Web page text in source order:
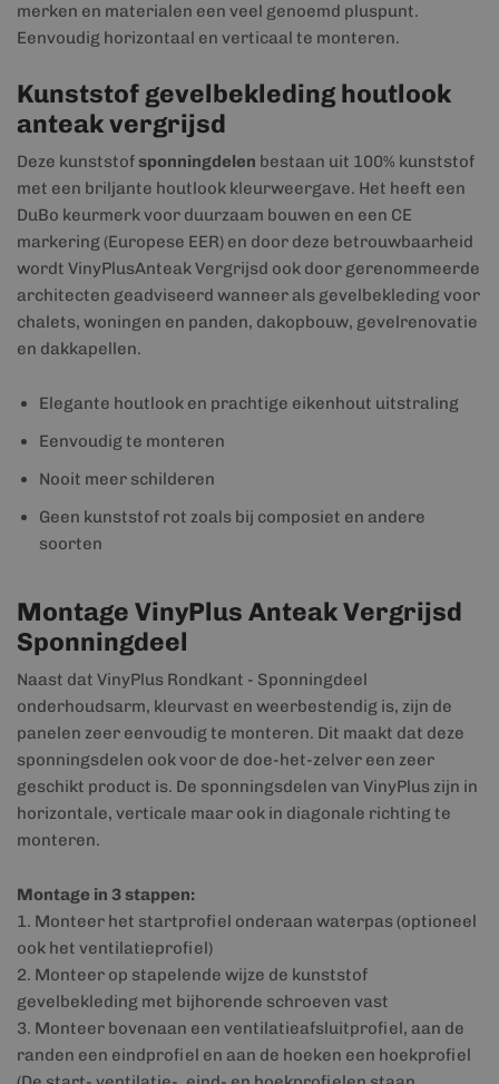
merken en materialen een veel genoemd pluspunt.
Eenvoudig horizontaal en verticaal te monteren.
Kunststof gevelbekleding houtlook
anteak vergrijsd
Deze kunststofsponningdelen bestaan uit 100% kunststof
met een briljante houtlook kleurweergave. Het heeft een
DuBo keurmerk voor duurzaam bouwen en een CE
markering (Europese EER) en door deze betrouwbaarheid
wordt VinyPlusAnteak Vergrijsd ook door gerenommeerde
architecten geadviseerd wanneer als gevelbekleding voor
chalets, woningen en panden, dakopbouw, gevelrenovatie
en dakkapellen.
Elegante houtlook en prachtige eikenhout uitstraling
Eenvoudig te monteren
Nooit meer schilderen
Geen kunststof rot zoals bij composiet en andere
soorten
Montage VinyPlus Anteak Vergrijsd
Sponningdeel
Naast dat VinyPlus Rondkant - Sponningdeel
onderhoudsarm, kleurvast en weerbestendig is, zijn de
panelen zeer eenvoudig te monteren. Dit maakt dat deze
sponningsdelen ook voor de doe-het-zelver een zeer
geschikt product is. De sponningsdelen van VinyPlus zijn in
horizontale, verticale maar ook in diagonale richting te
monteren.
Montage in 3 stappen:
1. Monteer het startprofiel onderaan waterpas (optioneel
ook het ventilatieprofiel)
2. Monteer op stapelende wijze de kunststof
gevelbekleding met bijhorende schroeven vast
3. Monteer bovenaan een ventilatieafsluitprofiel, aan de
randen een eindprofiel en aan de hoeken een hoekprofiel